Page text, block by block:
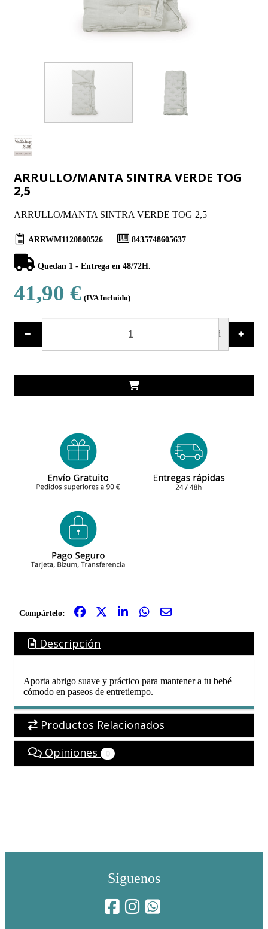
ARRULLO/MANTA SINTRA VERDE TOG
2,5
ARRULLO/MANTA SINTRA VERDE TOG 2,5
ARRWM1120800526 8435748605637
Quedan 1 - Entrega en 48/72H.
41,90 € (IVA Incluido)
− ud +
Compártelo:
Descripción
Aporta abrigo suave y práctico para mantener a tu bebé
cómodo en paseos de entretiempo.
Productos Relacionados
Opiniones
0
Síguenos